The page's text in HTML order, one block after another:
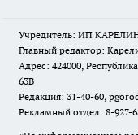
Учредитель: ИП
Главный редактор:
Адрес: 424000,
63В
Редакция: 31-40-60,
Рекламный отдел: 8-927-